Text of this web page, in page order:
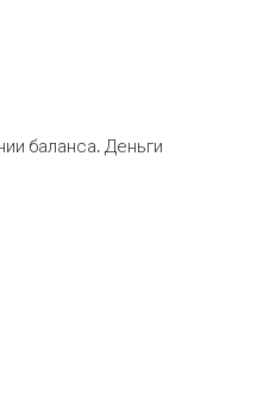
баланса. Деньги